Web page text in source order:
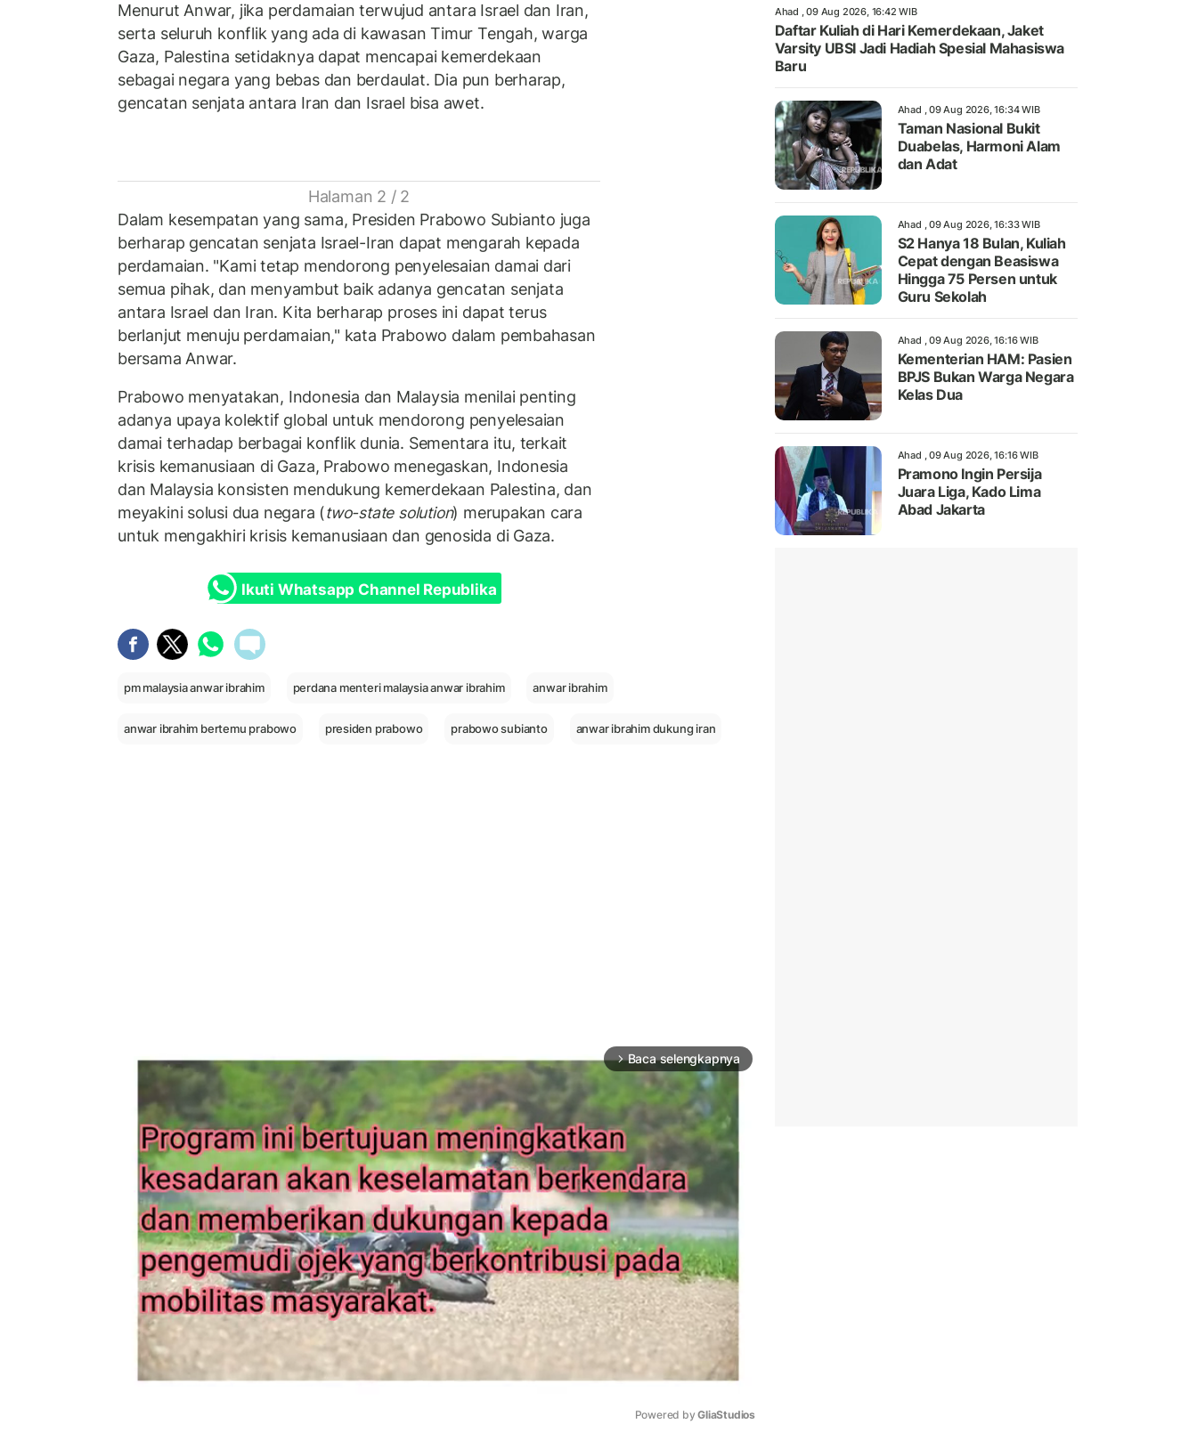
Menurut Anwar, jika perdamaian terwujud antara Israel dan Iran,
serta seluruh konflik yang ada di kawasan Timur Tengah, warga
Gaza, Palestina setidaknya dapat mencapai kemerdekaan
sebagai negara yang bebas dan berdaulat. Dia pun berharap,
gencatan senjata antara Iran dan Israel bisa awet.
Halaman 2 / 2
Dalam kesempatan yang sama, Presiden Prabowo Subianto juga
berharap gencatan senjata Israel-Iran dapat mengarah kepada
perdamaian. "Kami tetap mendorong penyelesaian damai dari
semua pihak, dan menyambut baik adanya gencatan senjata
antara Israel dan Iran. Kita berharap proses ini dapat terus
berlanjut menuju perdamaian," kata Prabowo dalam pembahasan
bersama Anwar.
Prabowo menyatakan, Indonesia dan Malaysia menilai penting
adanya upaya kolektif global untuk mendorong penyelesaian
damai terhadap berbagai konflik dunia. Sementara itu, terkait
krisis kemanusiaan di Gaza, Prabowo menegaskan, Indonesia
dan Malaysia konsisten mendukung kemerdekaan Palestina, dan
meyakini solusi dua negara (two-state solution) merupakan cara
untuk mengakhiri krisis kemanusiaan dan genosida di Gaza.
Ikuti Whatsapp Channel Republika
pm malaysia anwar ibrahim perdana menteri malaysia anwar ibrahim anwar ibrahim
anwar ibrahim bertemu prabowo presiden prabowo prabowo subianto anwar ibrahim dukung iran
arrow_forward_ios Baca selengkapnya
Powered by GliaStudios
Ahad , 09 Aug 2026, 16:42 WIB
Daftar Kuliah di Hari Kemerdekaan, Jaket
Varsity UBSI Jadi Hadiah Spesial Mahasiswa
Baru
Ahad , 09 Aug 2026, 16:34 WIB
Taman Nasional Bukit
Duabelas, Harmoni Alam
dan Adat
Ahad , 09 Aug 2026, 16:33 WIB
S2 Hanya 18 Bulan, Kuliah
Cepat dengan Beasiswa
Hingga 75 Persen untuk
Guru Sekolah
Ahad , 09 Aug 2026, 16:16 WIB
Kementerian HAM: Pasien
BPJS Bukan Warga Negara
Kelas Dua
Ahad , 09 Aug 2026, 16:16 WIB
Pramono Ingin Persija
Juara Liga, Kado Lima
Abad Jakarta